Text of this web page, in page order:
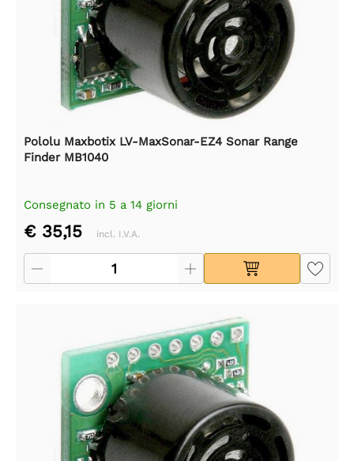
Pololu Maxbotix LV-MaxSonar-EZ4 Sonar Range
Finder MB1040
Consegnato in 5 a 14 giorni
€ 35,15 incl. I.V.A.